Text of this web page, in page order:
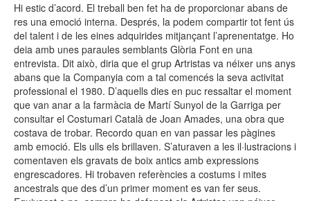
Hi estic d’acord. El treball ben fet ha de proporcionar abans de
res una emoció interna. Després, la podem compartir tot fent ús
del talent i de les eines adquirides mitjançant l’aprenentatge. Ho
deia amb unes paraules semblants Glòria Font en una
entrevista. Dit això, diria que el grup Artristas va néixer uns anys
abans que la Companyia com a tal comencés la seva activitat
professional el 1980. D’aquells dies en puc ressaltar el moment
que van anar a la farmàcia de Martí Sunyol de la Garriga per
consultar el Costumari Català de Joan Amades, una obra que
costava de trobar. Recordo quan en van passar les pàgines
amb emoció. Els ulls els brillaven. S’aturaven a les il·lustracions i
comentaven els gravats de boix antics amb expressions
engrescadores. Hi trobaven referències a costums i mites
ancestrals que des d’un primer moment es van fer seus.